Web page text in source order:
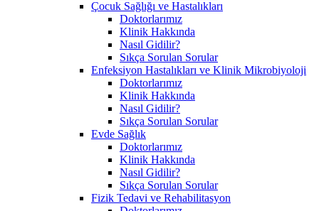
Çocuk Sağlığı ve Hastalıkları
Doktorlarımız
Klinik Hakkında
Nasıl Gidilir?
Sıkça Sorulan Sorular
Enfeksiyon Hastalıkları ve Klinik Mikrobiyoloji
Doktorlarımız
Klinik Hakkında
Nasıl Gidilir?
Sıkça Sorulan Sorular
Evde Sağlık
Doktorlarımız
Klinik Hakkında
Nasıl Gidilir?
Sıkça Sorulan Sorular
Fizik Tedavi ve Rehabilitasyon